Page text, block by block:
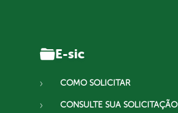
E-sic
COMO SOLICITAR
CONSULTE SUA SOLICITAÇÃO